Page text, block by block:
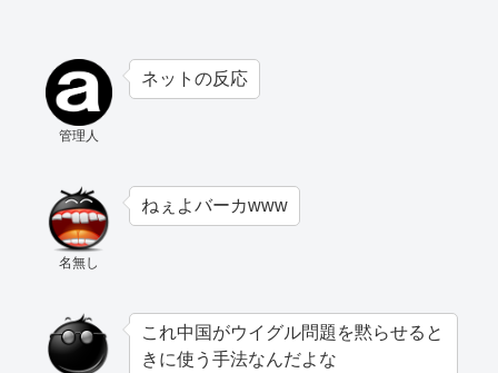
管理人
ネットの反応
名無し
ねぇよバーカwww
これ中国がウイグル問題を黙らせると
きに使う手法なんだよな